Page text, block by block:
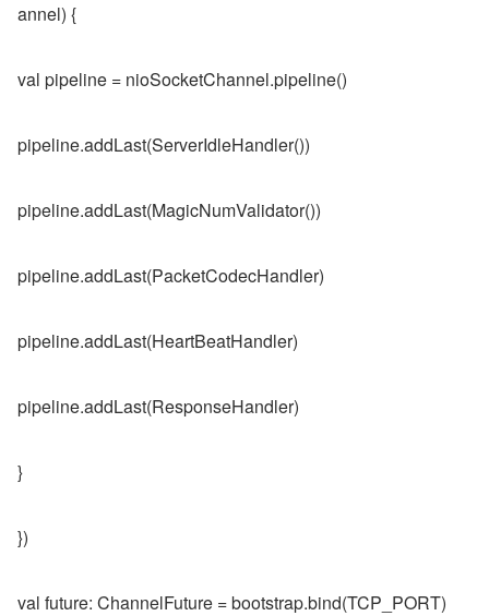
annel) {
val pipeline = nioSocketChannel.pipeline()
pipeline.addLast(ServerIdleHandler())
pipeline.addLast(MagicNumValidator())
pipeline.addLast(PacketCodecHandler)
pipeline.addLast(HeartBeatHandler)
pipeline.addLast(ResponseHandler)
}
})
val future: ChannelFuture = bootstrap.bind(TCP_PORT)